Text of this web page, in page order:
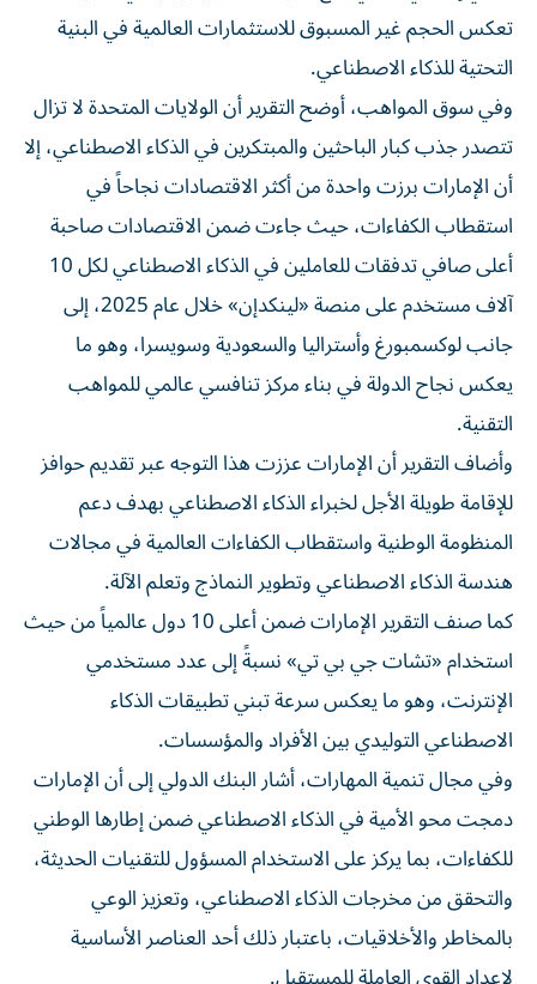
تعكس الحجم غير المسبوق للاستثمارات العالمية في البنية
التحتية للذكاء الاصطناعي.
وفي سوق المواهب، أوضح التقرير أن الولايات المتحدة لا تزال
تتصدر جذب كبار الباحثين والمبتكرين في الذكاء الاصطناعي، إلا
أن الإمارات برزت واحدة من أكثر الاقتصادات نجاحاً في
استقطاب الكفاءات، حيث جاءت ضمن الاقتصادات صاحبة
أعلى صافي تدفقات للعاملين في الذكاء الاصطناعي لكل 10
آلاف مستخدم على منصة «لينكدإن» خلال عام 2025، إلى
جانب لوكسمبورغ وأستراليا والسعودية وسويسرا، وهو ما
يعكس نجاح الدولة في بناء مركز تنافسي عالمي للمواهب
التقنية.
وأضاف التقرير أن الإمارات عززت هذا التوجه عبر تقديم حوافز
للإقامة طويلة الأجل لخبراء الذكاء الاصطناعي بهدف دعم
المنظومة الوطنية واستقطاب الكفاءات العالمية في مجالات
هندسة الذكاء الاصطناعي وتطوير النماذج وتعلم الآلة.
كما صنف التقرير الإمارات ضمن أعلى 10 دول عالمياً من حيث
استخدام «تشات جي بي تي» نسبةً إلى عدد مستخدمي
الإنترنت، وهو ما يعكس سرعة تبني تطبيقات الذكاء
الاصطناعي التوليدي بين الأفراد والمؤسسات.
وفي مجال تنمية المهارات، أشار البنك الدولي إلى أن الإمارات
دمجت محو الأمية في الذكاء الاصطناعي ضمن إطارها الوطني
للكفاءات، بما يركز على الاستخدام المسؤول للتقنيات الحديثة،
والتحقق من مخرجات الذكاء الاصطناعي، وتعزيز الوعي
بالمخاطر والأخلاقيات، باعتبار ذلك أحد العناصر الأساسية